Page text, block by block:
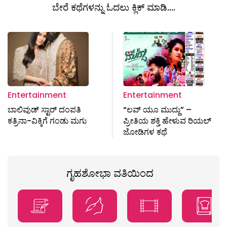
ಬೇರೆ ಕಥೆಗಳನ್ನು ಓದಲು ಕ್ಲಿಕ್ ಮಾಡಿ....
Entertainment
ಬಾಲಿವುಡ್​ ಸ್ಟಾರ್ ದಂಪತಿ
ಕತ್ರಿನಾ-ವಿಕ್ಕಿಗೆ ಗಂಡು ಮಗು
Entertainment
“ಲವ್ ಯೂ ಮುದ್ದು” –
ಪ್ರೀತಿಯ ಶಕ್ತಿ ಹೇಳುವ ರಿಯಲ್
ಜೋಡಿಗಳ ಕಥೆ
ಗೃಹಶೋಭಾ ವತಿಯಿಂದ